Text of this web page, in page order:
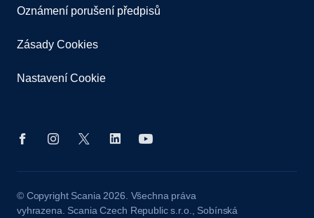
Oznámení porušení předpisů
Zásady Cookies
Nastavení Cookie
© Copyright Scania 2026. Všechna práva
vyhrazena. Scania Czech Republic s.r.o., Sobínská